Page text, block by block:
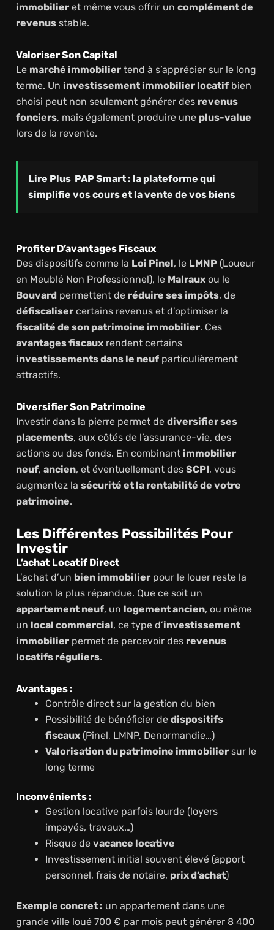
immobilieret même vous offrir un complément de
revenusstable.
Valoriser Son Capital
Le marché immobiliertend à s’apprécier sur le long
terme. Un investissement immobilier locatifbien
choisi peut non seulement générer des revenus
fonciers, mais également produire une plus-value
lors de la revente.
Lire Plus PAP Smart : la plateforme qui
simplifie vos cours et la vente de vos biens
Profiter D’avantages Fiscaux
Des dispositifs comme la Loi Pinel, le LMNP(Loueur
en Meublé Non Professionnel), le Malrauxou le
Bouvardpermettent de réduire ses impôts, de
défiscalisercertains revenus et d’optimiser la
fiscalité de son patrimoine immobilier. Ces
avantages fiscauxrendent certains
investissements dans le neufparticulièrement
attractifs.
Diversifier Son Patrimoine
Investir dans la pierre permet de diversifier ses
placements, aux côtés de l’assurance-vie, des
actions ou des fonds. En combinant immobilier
neuf, ancien, et éventuellement des SCPI, vous
augmentez la sécurité et la rentabilité de votre
patrimoine.
Les Différentes Possibilités Pour
Investir
L’achat Locatif Direct
L’achat d’un bien immobilierpour le louer reste la
solution la plus répandue. Que ce soit un
appartement neuf, un logement ancien, ou même
un local commercial, ce type d’investissement
immobilierpermet de percevoir des revenus
locatifs réguliers.
Avantages :
Contrôle direct sur la gestion du bien
Possibilité de bénéficier de dispositifs
fiscaux(Pinel, LMNP, Denormandie…)
Valorisation du patrimoine immobiliersur le
long terme
Inconvénients :
Gestion locative parfois lourde (loyers
impayés, travaux…)
Risque de vacance locative
Investissement initial souvent élevé (apport
personnel, frais de notaire, prix d’achat)
Exemple concret : un appartement dans une
grande ville loué 700 € par mois peut générer 8 400